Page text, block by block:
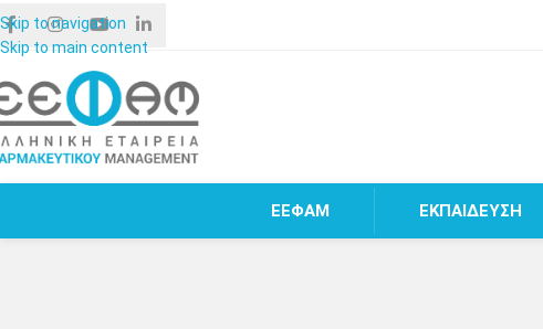
Skip to navigation
Skip to main content
ΕΕΦΑΜ ΕΚΠΑΙΔΕΥΣΗ